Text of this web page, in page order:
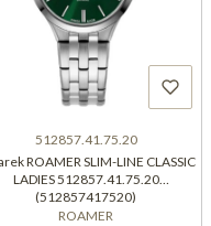
512857.41.75.20
ROAMER SLIM-LINE CLASSIC
LADIES 512857.41.75.20
(512857417520)
ROAMER